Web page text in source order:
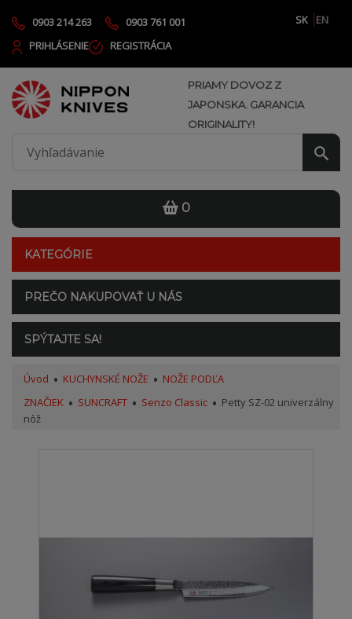
0903 214 263 0903 761 001 SK
EN
PRIHLÁSENIE
REGISTRÁCIA
PRIAMY DOVOZ Z
JAPONSKA. GARANCIA
ORIGINALITY!
0
KATEGÓRIE
PREČO NAKUPOVAŤ U NÁS
SPÝTAJTE SA!
Úvod KUCHYNSKÉ NOŽE
NOŽE PODĽA
ZNAČIEK
SUNCRAFT Senzo Classic
Petty SZ-02 univerzálny
nôž